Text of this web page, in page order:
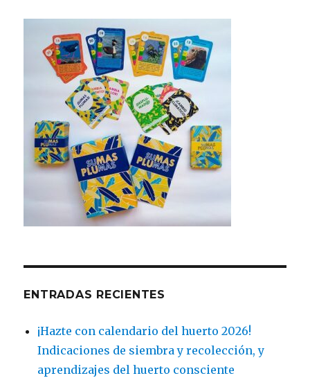
ENTRADAS RECIENTES
¡Hazte con calendario del huerto 2026!
Indicaciones de siembra y recolección, y
aprendizajes del huerto consciente